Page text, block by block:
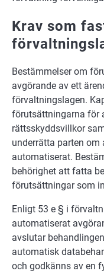
Krav som
Bestämmelser om
avgörande av ett
förvaltningslagen.
förutsättningarna för
rättsskyddsvillkor
underrätta parten om
automatiserat.
behörighet att fatta
förutsättningar som
Enligt 53 e § i
automatiserat
avslutar
automatisk
och godkänns av en